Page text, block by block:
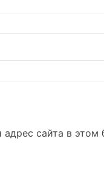
сайта в